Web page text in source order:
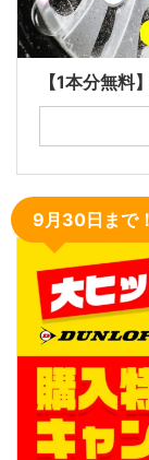
【1本分無料
9月30日まで！